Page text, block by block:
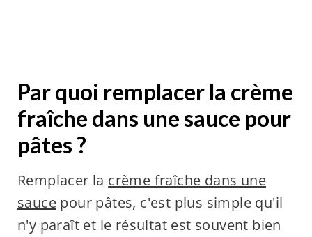
Par quoi remplacer la crème
fraîche dans une sauce pour
pâtes ?
Remplacer la crème fraîche dans une
saucepour pâtes, c'est plus simple qu'il
n'y paraît et le résultat est souvent bien